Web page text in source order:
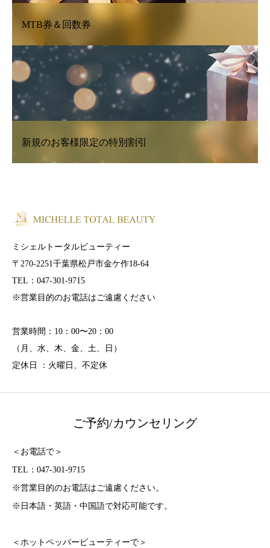
MTB券＆回数券
新規のお客様限定の特別割引
ミシェルトータルビューティー
〒270-2251千葉県松戸市金ケ作18-64
TEL：047-301-9715
※営業目的のお電話はご遠慮ください
営業時間：10：00〜20：00
（月、水、木、金、土、日）
定休日 ：火曜日、不定休
ご予約/カウンセリング
＜お電話で＞
TEL：047-301-9715
※営業目的のお電話はご遠慮ください。
※日本語・英語・中国語で対応可能です。
＜ホットペッパービューティーで＞